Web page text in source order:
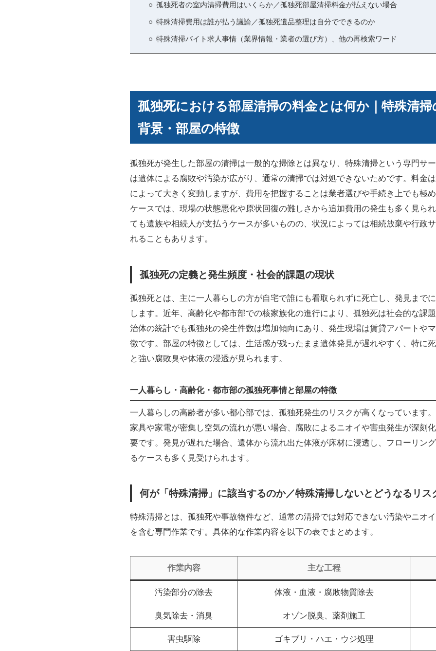
孤独死者の室内清掃費用はいくらか／孤独死部屋清掃料金が払えない場合
特殊清掃費用は誰が払う議論／孤独死遺品整理は自分でできるのか
特殊清掃バイト求人事情（業界情報・業者の選び方）、他の再検索ワード
孤独死における部屋清掃の料金とは何か｜特殊清掃
背景・部屋の特徴
孤独死が発生した部屋の清掃は一般的な掃除とは異なり、特殊清掃という専門サ
は遺体による腐敗や汚染が広がり、通常の清掃では対処できないためです。料金
によって大きく変動しますが、費用を把握することは業者選びや手続き上でも極
ケースでは、現場の状態悪化や原状回復の難しさから追加費用の発生も多く見ら
ても遺族や相続人が支払うケースが多いものの、状況によっては相続放棄や行政
れることもあります。
孤独死の定義と発生頻度・社会的課題の現状
孤独死とは、主に一人暮らしの方が自宅で誰にも看取られずに死亡し、発見まで
します。近年、高齢化や都市部での核家族化の進行により、孤独死は社会的な課
治体の統計でも孤独死の発生件数は増加傾向にあり、発生現場は賃貸アパートや
徴です。部屋の特徴としては、生活感が残ったまま遺体発見が遅れやすく、特に
と強い腐敗臭や体液の浸透が見られます。
一人暮らし・高齢化・都市部の孤独死事情と部屋の特徴
一人暮らしの高齢者が多い都心部では、孤独死発生のリスクが高くなっています。
家具や家電が密集し空気の流れが悪い場合、腐敗によるニオイや害虫発生が深刻
要です。発見が遅れた場合、遺体から流れ出た体液が床材に浸透し、フローリン
るケースも多く見受けられます。
何が「特殊清掃」に該当するのか／特殊清掃しないとどうなるリス
特殊清掃とは、孤独死や事故物件など、通常の清掃では対応できない汚染やニオ
を含む専門作業です。具体的な作業内容を以下の表でまとめます。
作業内容 主な工程
汚染部分の除去 体液・血液・腐敗物質除去
臭気除去・消臭 オゾン脱臭、薬剤施工
害虫駆除 ゴキブリ・ハエ・ウジ処理